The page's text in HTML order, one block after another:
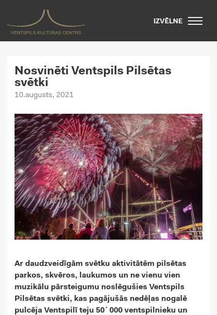
IZVĒLNE
Nosvinēti Ventspils Pilsētas
svētki
10.augusts, 2021
Ar daudzveidīgām svētku aktivitātēm pilsētas
parkos, skvēros, laukumos un ne vienu vien
muzikālu pārsteigumu noslēgušies Ventspils
Pilsētas svētki, kas pagājušās nedēļas nogalē
pulcēja Ventspilī teju 50`000 ventspilnieku un